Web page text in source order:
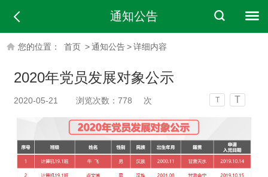
通知公告
您的位置： 首页 >通知公告>详细内容
2020年党员发展对象公示
2020-05-21 浏览次数： 778 次 T T